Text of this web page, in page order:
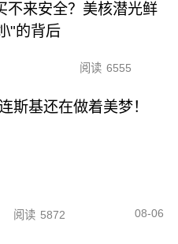
不来安全？美核潜光鲜
\"的背后
阅读 6555
斯基还在做着美梦！
阅读 5872 08-06